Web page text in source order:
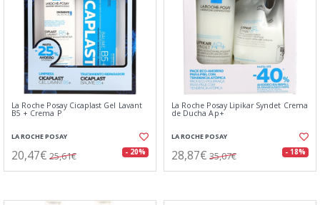
La Roche Posay Cicaplast Gel Lavant
B5 + Crema P
LA ROCHE POSAY
20,47€ 25,61€ - 20%
La Roche Posay Lipikar Syndet Crema
de Ducha Ap+
LA ROCHE POSAY
28,87€ 35,07€ - 18%